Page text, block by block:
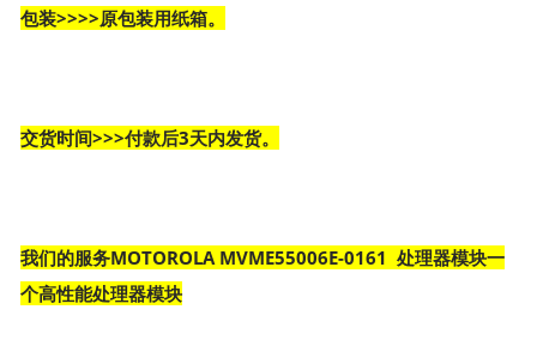
包装>>>>原包装用纸箱。
交货时间>>>付款后3天内发货。
我们的服务MOTOROLA MVME55006E-0161 处理器模块一
个高性能处理器模块